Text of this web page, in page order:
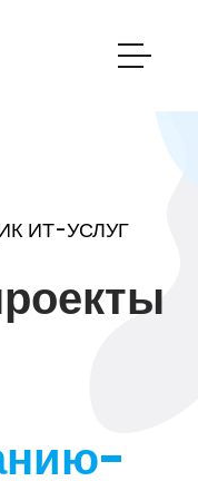
ИТ-УСЛУГ